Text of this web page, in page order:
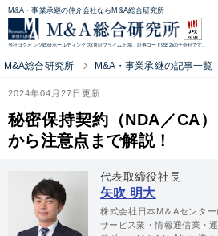
M&A・事業承継の仲介会社ならM&A総合研究所
当社はクオンツ総研ホールディングス(東証プライム上場、証券コード9552)の子会社です。
M&A総合研究所 M&A・事業承継の記事一覧
2024年04月27日更新
秘密保持契約（NDA／CA
から注意点まで解説！
代表取締役社長
矢吹 明大
株式会社日本M＆Aセンタ
サービス業・情報通信業・